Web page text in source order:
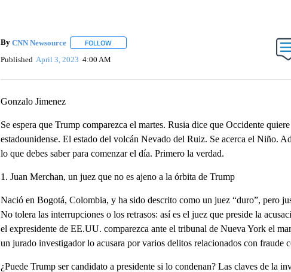
By CNN Newsource FOLLOWFOLLOW "" TO RECEIVE NOTIFICATIONS ABOUT NEW
Published April 3, 2023 4:00 AM
Gonzalo Jimenez
Se espera que Trump comparezca el martes. Rusia dice que Occidente
estadounidense. El estado del volcán Nevado del Ruiz. Se acerca el Niño.
lo que debes saber para comenzar el día. Primero la verdad.
1. Juan Merchan, un juez que no es ajeno a la órbita de Trump
Nació en Bogotá, Colombia, y ha sido descrito como un juez “duro”, pero
No tolera las interrupciones o los retrasos: así es el juez que preside la
el expresidente de EE.UU. comparezca ante el tribunal de Nueva York el
un jurado investigador lo acusara por varios delitos relacionados con fraude
¿Puede Trump ser candidato a presidente si lo condenan? Las claves de la